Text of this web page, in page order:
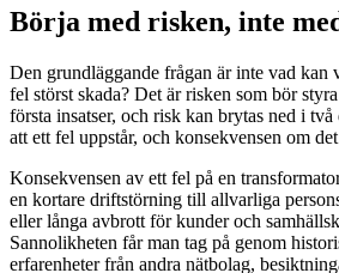
Börja med risken, inte
Den grundläggande frågan är inte vad kan
fel störst skada? Det är risken som bör
första insatser, och risk kan brytas ned i
att ett fel uppstår, och konsekvensen om
Konsekvensen av ett fel på en
en kortare driftstörning till allvarliga
eller långa avbrott för kunder och
Sannolikheten får man tag på genom
erfarenheter från andra nätbolag,